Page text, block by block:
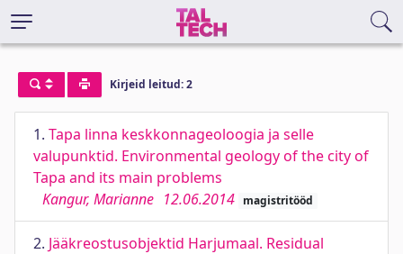
Kirjeid leitud: 2
1. Tapa linna keskkonnageoloogia ja selle
valupunktid. Environmental geology of the city of
Tapa and its main problems
Kangur, Marianne 12.06.2014 magistritööd
2. Jääkreostusobjektid Harjumaal. Residual